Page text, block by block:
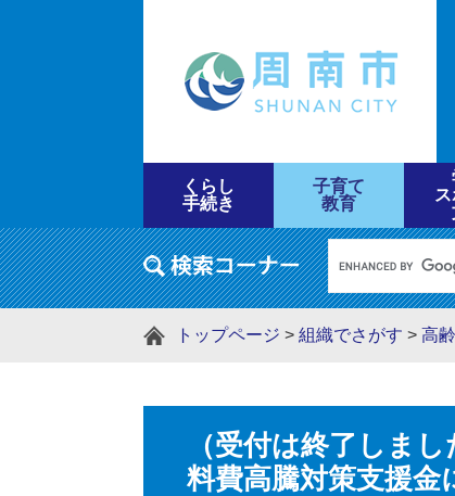
くらし
手続き
子育て
教育
トップページ > 組織でさがす > 高
（受付は終了しま
料費高騰対策支援金